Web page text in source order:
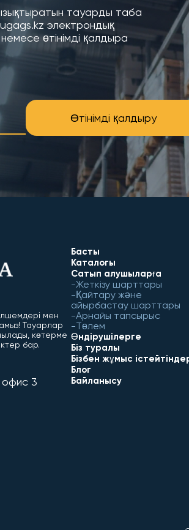
тауарды таба
электрондық
өтінімді қалдыра
Өтінімді қалдыру
мен
Тауарлар
көтерме
бар.
3
Басты
Каталогы
Сатып алушыларға
Жеткізу шарттары
Қайтару және
айырбастау шарттары
Арнайы тапсырыс
Төлем
Өндірушілерге
Біз туралы
Бізбен жұмыс
Блог
Байланысу